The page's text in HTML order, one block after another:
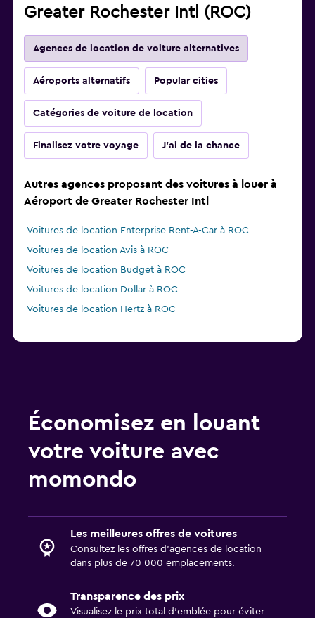
Greater Rochester Intl (ROC)
Agences de location de voiture alternatives
Aéroports alternatifs Popular cities
Catégories de voiture de location
Finalisez votre voyage J'ai de la chance
Autres agences proposant des voitures à louer à
Aéroport de Greater Rochester Intl
Voitures de location Enterprise Rent-A-Car à ROC
Voitures de location Avis à ROC
Voitures de location Budget à ROC
Voitures de location Dollar à ROC
Voitures de location Hertz à ROC
Économisez en louant
votre voiture avec
momondo
Les meilleures offres de voitures
Consultez les offres d’agences de location
dans plus de 70 000 emplacements.
Transparence des prix
Visualisez le prix total d’emblée pour éviter